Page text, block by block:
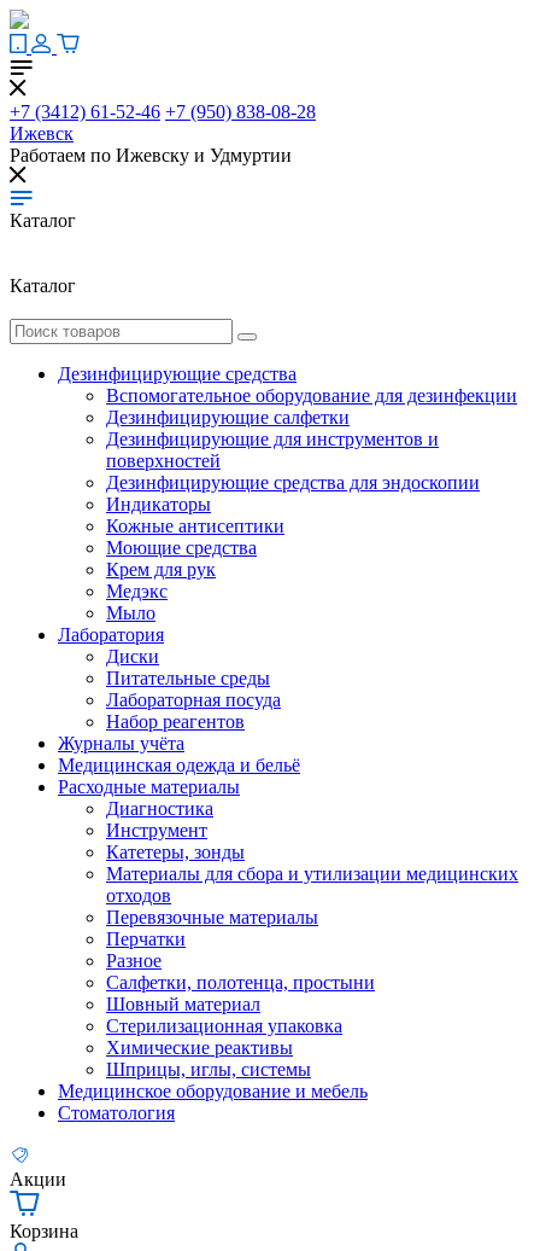
+7 (3412) 61-52-46 +7 (950) 838-08-28
Ижевск
Работаем по Ижевску и Удмуртии
Каталог
Каталог
Дезинфицирующие средства
Вспомогательное оборудование для дезинфекции
Дезинфицирующие салфетки
Дезинфицирующие для инструментов и
поверхностей
Дезинфицирующие средства для эндоскопии
Индикаторы
Кожные антисептики
Моющие средства
Крем для рук
Медэкс
Мыло
Лаборатория
Диски
Питательные среды
Лабораторная посуда
Набор реагентов
Журналы учёта
Медицинская одежда и бельё
Расходные материалы
Диагностика
Инструмент
Катетеры, зонды
Материалы для сбора и утилизации медицинских
отходов
Перевязочные материалы
Перчатки
Разное
Салфетки, полотенца, простыни
Шовный материал
Стерилизационная упаковка
Химические реактивы
Шприцы, иглы, системы
Медицинское оборудование и мебель
Стоматология
Акции
Корзина